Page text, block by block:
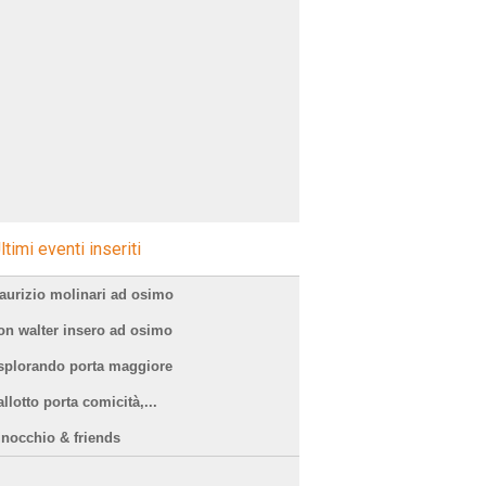
eventi inseriti
molinari ad osimo
walter insero ad osimo
porta maggiore
porta comicità,...
& friends